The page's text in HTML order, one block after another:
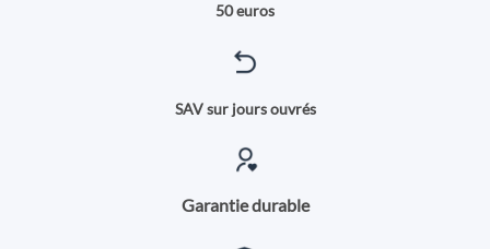
50 euros
SAV sur jours ouvrés
Garantie durable